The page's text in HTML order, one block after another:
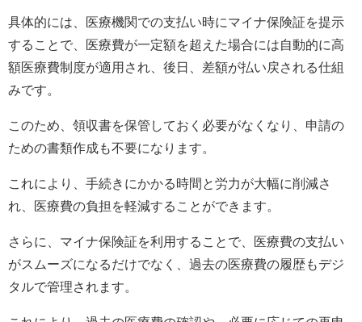
具体的には、医療機関での支払い時にマイナ保険証を提示
することで、医療費が一定額を超えた場合には自動的に高
額医療費制度が適用され、後日、差額が払い戻される仕組
みです。
このため、領収書を保管しておく必要がなくなり、申請の
ための書類作成も不要になります。
これにより、手続きにかかる時間と労力が大幅に削減さ
れ、医療費の負担を軽減することができます。
さらに、マイナ保険証を利用することで、医療費の支払い
がスムーズになるだけでなく、過去の医療費の履歴もデジ
タルで管理されます。